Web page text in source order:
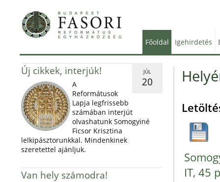
Főoldal Igehirdetés
JÚL
20
Új cikkek, interjúk!
A
Reformátusok
Lapja legfrissebb
számában interjút
olvashatunk Somogyiné
Ficsor Krisztina
lelkipásztorunkkal. Mindenkinek
szeretettel ajánljuk.
Van hely számodra!
IT, 45